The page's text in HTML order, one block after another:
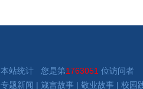
本站统计 您是第1763051 位访问者
专题新闻 | 箴言故事 | 敬业故事 | 校园